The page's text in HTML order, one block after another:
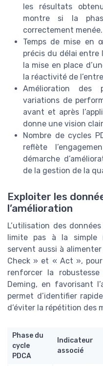
les résultats
montre si la
correctement menée.
Temps de mise en
précis du délai entre
la mise en place
la réactivité de
Amélioration des
variations de
avant et après
donne une vision
Nombre de cycles
reflète
démarche
de la gestion de la
Exploiter les
l’amélioration
L’utilisation des
limite pas à la simple
servent aussi à
Check » et « Act »,
renforcer la
Deming, en favorisant
permet d’identifier
d’éviter la répétition des
Phase du
cycle
PDCA
Indicateur
associé